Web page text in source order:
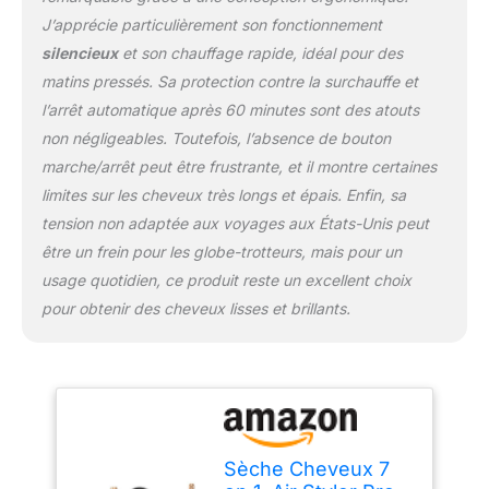
soufflante est une
multifonction. Un sèche
- cheveux à grande
vitesse peut être un
appareil indispensable
pour sécher vos cheveux
avant de les coiffer.
Sécher vos cheveux en
utilisant des vitesses de
vent élevées au lieu de
cheveux à haute
température peut réduire
Négatifs - Le air styler à
brosse circulaire avec
générateur intégré peut
libérer 200 millions d'ions
J’apprécie particulièrement son fonctionnement
silencieuxet son chauffage rapide, idéal pour des
matins pressés. Sa protection contre la surchauffe et
l’arrêt automatique après 60 minutes sont des atouts
non négligeables. Toutefois, l’absence de bouton
marche/arrêt peut être frustrante, et il montre certaines
limites sur les cheveux très longs et épais. Enfin, sa
tension non adaptée aux voyages aux États-Unis peut
être un frein pour les globe-trotteurs, mais pour un
usage quotidien, ce produit reste un excellent choix
pour obtenir des cheveux lisses et brillants.
Sèche Cheveux 7